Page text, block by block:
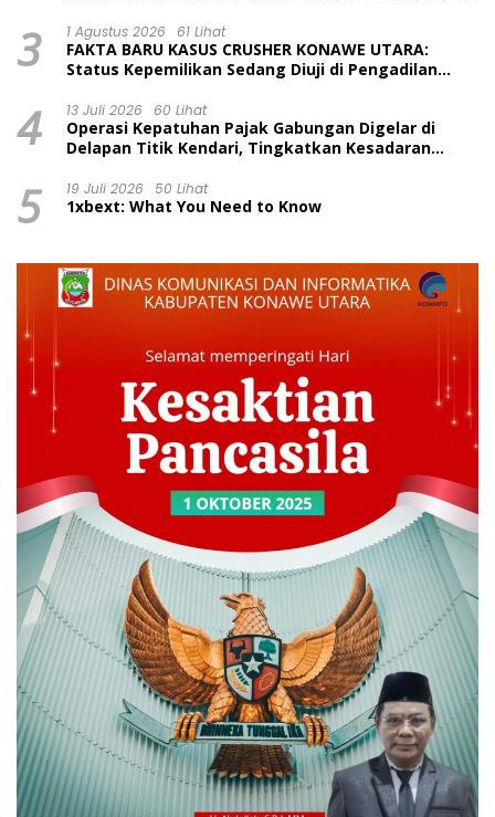
3 1 Agustus 2026 61 Lihat
FAKTA BARU KASUS CRUSHER KONAWE UTARA:
Status Kepemilikan Sedang Diuji di Pengadilan
Dinilai Prematur
4 13 Juli 2026 60 Lihat
Operasi Kepatuhan Pajak Gabungan Digelar di
Delapan Titik Kendari, Tingkatkan Kesadaran
5 19 Juli 2026 50 Lihat
1xbext: What You Need to Know